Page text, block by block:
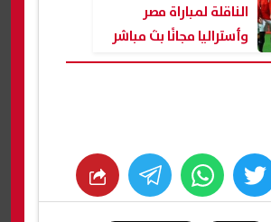
الناقلة لمباراة مصر
وأستراليا مجانًا بث مباشر
twitter
whats